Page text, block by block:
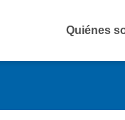
Quiénes